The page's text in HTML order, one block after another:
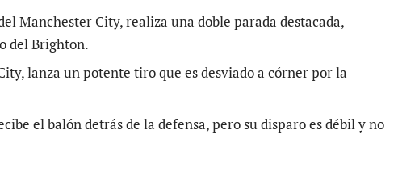
Manchester City, realiza una doble parada destacada,
del Brighton.
lanza un potente tiro que es desviado a córner por la
el balón detrás de la defensa, pero su disparo es débil y no